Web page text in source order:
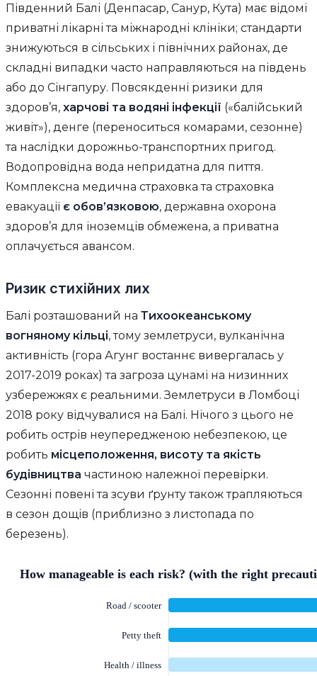
Південний Балі (Денпасар, Санур, Кута) має відомі
приватні лікарні та міжнародні клініки; стандарти
знижуються в сільських і північних районах, де
складні випадки часто направляються на південь
або до Сінгапуру. Повсякденні ризики для
здоров’я, харчові та водяні інфекції («балійський
живіт»), денге (переноситься комарами, сезонне)
та наслідки дорожньо-транспортних пригод.
Водопровідна вода непридатна для пиття.
Комплексна медична страховка та страховка
евакуації є обов’язковою, державна охорона
здоров’я для іноземців обмежена, а приватна
оплачується авансом.
Ризик стихійних лих
Балі розташований на Тихоокеанському
вогняному кільці, тому землетруси, вулканічна
активність (гора Агунг востаннє вивергалась у
2017-2019 роках) та загроза цунамі на низинних
узбережжях є реальними. Землетруси в Ломбоці
2018 року відчувалися на Балі. Нічого з цього не
робить острів неупередженою небезпекою, це
робить місцеположення, висоту та якість
будівництва частиною належної перевірки.
Сезонні повені та зсуви ґрунту також трапляються
в сезон дощів (приблизно з листопада по
березень).